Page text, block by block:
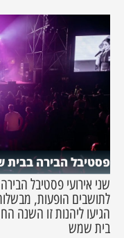
פסטיבל הבירה
שני אירועי פסטיבל
לתושבים הופעות,
הגיעו ליהנות זו השנה
בית שמש